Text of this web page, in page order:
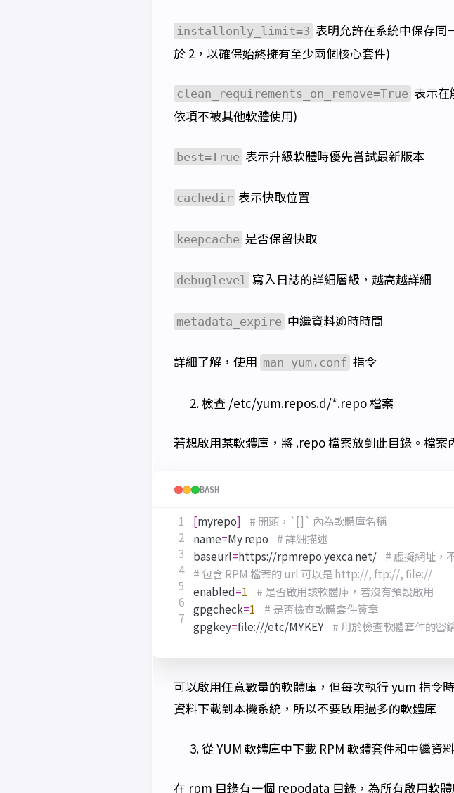
installonly_limit=3 表明允許在系統中保存同
於 2，以確保始終擁有至少兩個核心套件)
clean_requirements_on_remove=True 表示在
依項不被其他軟體使用)
best=True 表示升級軟體時優先嘗試最新版本
cachedir 表示快取位置
keepcache 是否保留快取
debuglevel 寫入日誌的詳細層級，越高越詳細
metadata_expire 中繼資料逾時時間
詳細了解，使用 man yum.conf 指令
檢查 /etc/yum.repos.d/*.repo 檔案
若想啟用某軟體庫，將 .repo 檔案放到此目錄。檔案
BASH
4
[myrepo]
# 開頭，`[]` 內為軟體庫名稱
name=My repo # 詳細描述
baseurl=https://rpmrepo.yexca.net/ # 虛擬網址，
# 包含 RPM 檔案的 url 可以是 http://, ftp://, file://
enabled=1
# 是否啟用該軟體庫，若沒有預設啟用
gpgcheck=1
# 是否檢查軟體套件簽章
gpgkey=file:///etc/MYKEY # 用於檢查軟體套件的密
可以啟用任意數量的軟體庫，但每次執行 yum 指令
資料下載到本機系統，所以不要啟用過多的軟體庫
從 YUM 軟體庫中下載 RPM 軟體套件和中繼資料
在 rpm 目錄有一個 repodata 目錄，為所有啟用軟